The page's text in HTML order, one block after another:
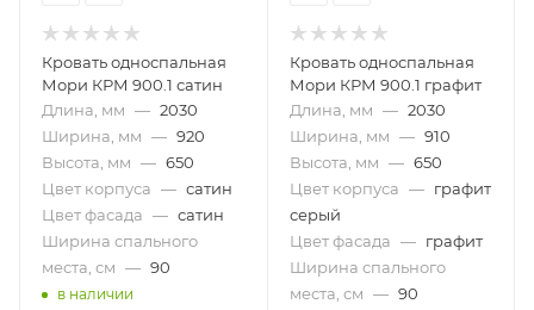
Кровать односпальная
Мори КРМ 900.1 сатин
Длина, мм — 2030
Ширина, мм — 920
Высота, мм — 650
Цвет корпуса — сатин
Цвет фасада — сатин
Ширина спального
места, см — 90
в наличии
Кровать односпальная
Мори КРМ 900.1 графит
Длина, мм — 2030
Ширина, мм — 910
Высота, мм — 650
Цвет корпуса — графит
серый
Цвет фасада — графит
Ширина спального
места, см — 90